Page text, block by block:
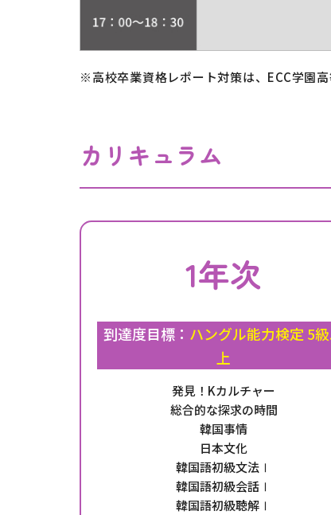
※高校卒業資格レポート対策は、ECC学園
カリキュラム
1年次
到達度目標： ハングル能力検定 5
上
発見！Kカルチャー
総合的な探求の時間
韓国事情
日本文化
韓国語初級文法Ⅰ
韓国語初級会話Ⅰ
韓国語初級聴解Ⅰ